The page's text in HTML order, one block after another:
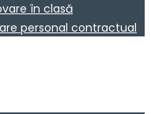
în clasă
personal contractual